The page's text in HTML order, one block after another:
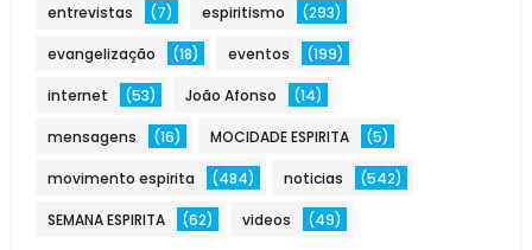
entrevistas (7) espiritismo (293)
evangelização (18) eventos (199)
internet (53) João Afonso (14)
mensagens (16) MOCIDADE ESPIRITA (5)
movimento espirita (484) noticias (542)
SEMANA ESPIRITA (62) videos (49)